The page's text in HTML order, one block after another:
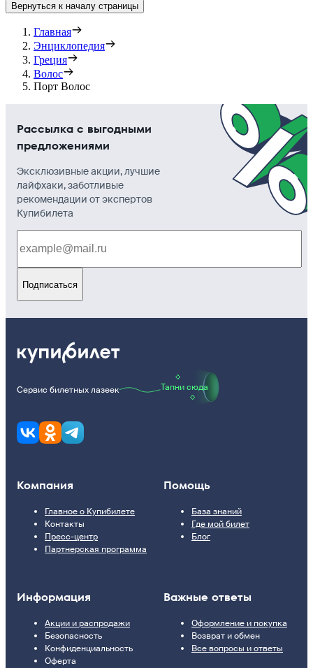
Вернуться к началу страницы
Главная
Энциклопедия
Греция
Волос
Порт Волос
Рассылка с выгодными
предложениями
Эксклюзивные акции, лучшие
лайфхаки, заботливые
рекомендации от экспертов
Купибилета
Подписаться
Сервис билетных лазеек Тапни сюда
Компания
Главное о Купибилете
Контакты
Пресс-центр
Партнерская программа
Помощь
База знаний
Где мой билет
Блог
Информация
Акции и распродажи
Безопасность
Конфиденциальность
Оферта
Важные ответы
Оформление и покупка
Возврат и обмен
Все вопросы и ответы